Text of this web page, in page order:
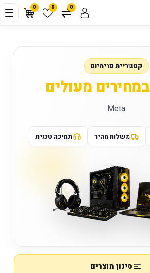
0 0 0
קטגוריית פרימיום
במחירים מעולים
Meta
משלוח מהיר תמיכה טכנית
סינון מוצרים